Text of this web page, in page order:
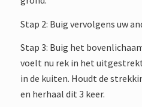
Stap 2: Buig vervolgens uw
Stap 3: Buig het
voelt nu rek in het
in de kuiten. Houdt de
en herhaal dit 3 keer.